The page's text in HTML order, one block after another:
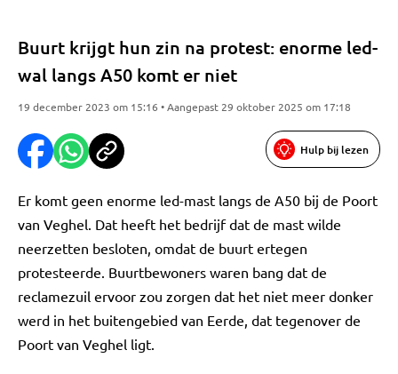
Buurt krijgt hun zin na protest: enorme led-
wal langs A50 komt er niet
19 december 2023 om 15:16 • Aangepast 29 oktober 2025 om 17:18
Hulp bij lezen
Er komt geen enorme led-mast langs de A50 bij de Poort
van Veghel. Dat heeft het bedrijf dat de mast wilde
neerzetten besloten, omdat de buurt ertegen
protesteerde. Buurtbewoners waren bang dat de
reclamezuil ervoor zou zorgen dat het niet meer donker
werd in het buitengebied van Eerde, dat tegenover de
Poort van Veghel ligt.